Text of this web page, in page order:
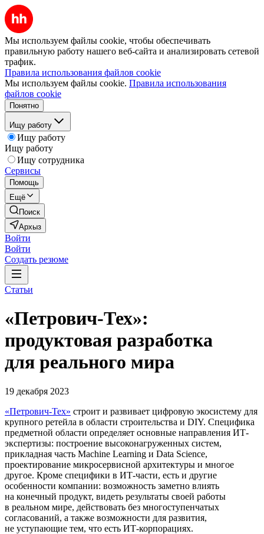
Мы используем файлы cookie, чтобы обеспечивать
правильную работу нашего веб-сайта и анализировать сетевой
трафик.
Правила использования файлов cookie
Мы используем файлы cookie. Правила использования
файлов cookie
Понятно
Ищу работу
Ищу работу
Ищу работу
Ищу сотрудника
Сервисы
Помощь
Ещё
Поиск
Архыз
Войти
Войти
Создать резюме
Статьи
«Петрович-Тех»:
продуктовая разработка
для реального мира
19 декабря 2023
«Петрович-Тех» строит и развивает цифровую экосистему для
крупного ретейла в области строительства и DIY. Специфика
предметной области определяет основные направления ИТ-
экспертизы: построение высоконагруженных систем,
прикладная часть Machine Learning и Data Science,
проектирование микросервисной архитектуры и многое
другое. Кроме специфики в ИТ-части, есть и другие
особенности компании: возможность заметно влиять
на конечный продукт, видеть результаты своей работы
в реальном мире, действовать без многоступенчатых
согласований, а также возможности для развития,
не уступающие тем, что есть ИТ-корпорациях.